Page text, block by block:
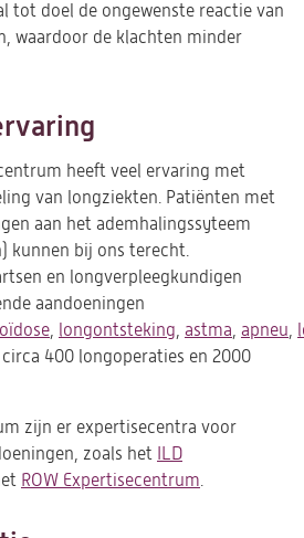
tot doel de ongewenste reactie van
waardoor de klachten minder
heeft veel ervaring met
van longziekten. Patiënten met
aan het ademhalingssyteem
kunnen bij ons terecht.
en longverpleegkundigen
aandoeningen
, longontsteking, astma, apneu,
400 longoperaties en 2000
zijn er expertisecentra voor
zoals het ILD
ROW Expertisecentrum.